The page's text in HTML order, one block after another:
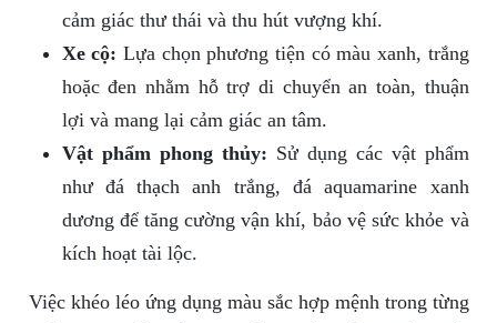
cảm giác thư thái và thu hút vượng khí.
Xe cộ: Lựa chọn phương tiện có màu xanh, trắng
hoặc đen nhằm hỗ trợ di chuyển an toàn, thuận
lợi và mang lại cảm giác an tâm.
Vật phẩm phong thủy: Sử dụng các vật phẩm
như đá thạch anh trắng, đá aquamarine xanh
dương để tăng cường vận khí, bảo vệ sức khỏe và
kích hoạt tài lộc.
Việc khéo léo ứng dụng màu sắc hợp mệnh trong từng